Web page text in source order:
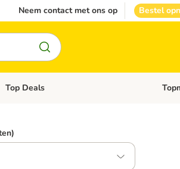
Neem contact met ons op Bestel
Open categoriemenu: Overige huisdieren
Top Deals Open